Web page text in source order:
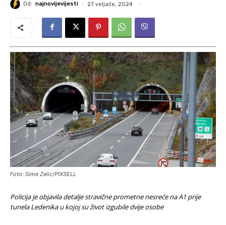
Od: najnovijevijesti 27 veljače, 2024
Foto: Sime Zelic/PIXSELL
Policija je objavila detalje stravične prometne nesreće na A1 prije
tunela Ledenika u kojoj su život izgubile dvije osobe